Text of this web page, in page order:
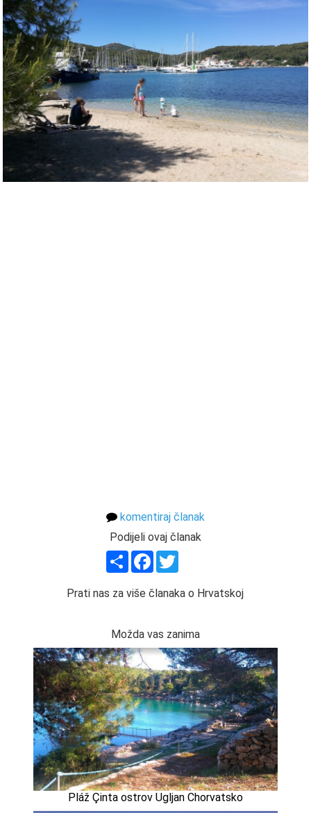
komentiraj članak
Podijeli ovaj članak
ShareFacebook
Prati nas za više članaka o Hrvatskoj
Možda vas zanima
Pláž Çinta ostrov Ugljan Chorvatsko